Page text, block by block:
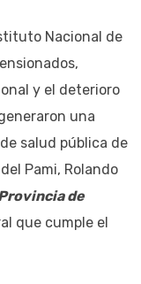
Nacional de
y el deterioro
una
salud pública de
Pami, Rolando
de
que cumple el